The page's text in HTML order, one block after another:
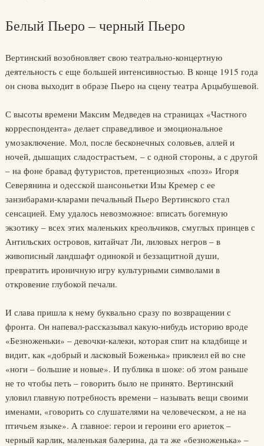
Белый Пьеро – черный Пьеро
Вертинский возобновляет свою театрально-концертную
деятельность с еще большей интенсивностью. В конце 1915 года
он снова выходит в образе Пьеро на сцену театра Арцыбушевой.
С высоты времени Максим Медведев на страницах «Частного
корреспондента» делает справедливое и эмоциональное
умозаключение. Мол, после бесконечных соловьев, аллей и
ночей, дышащих сладострастьем, – с одной стороны, а с другой
– на фоне бравад футуристов, претенциозных «поэз» Игоря
Северянина и одесской шансоньетки Изы Кремер с ее
занзибарами-кларами печальный Пьеро Вертинского стал
сенсацией. Ему удалось невозможное: вписать богемную
экзотику – всех этих маленьких креольчиков, смуглых принцев с
Антильских островов, китайчат Ли, лиловых негров – в
живописный ландшафт одинокой и беззащитной души,
превратить ироничную игру культурными символами в
откровение глубокой печали.
И слава пришла к нему буквально сразу по возвращении с
фронта. Он напевал-рассказывал какую-нибудь историю вроде
«Безноженьки» – девочки-калеки, которая спит на кладбище и
видит, как «добрый и ласковый Боженька» приклеил ей во сне
«ноги – большие и новые». И публика в шоке: об этом раньше
не то чтобы петь – говорить было не принято. Вертинский
уловил главную потребность времени – называть вещи своими
именами, «говорить со слушателями на человеческом, а не на
птичьем языке». А главное: герои и героини его ариеток –
черный карлик, маленькая балерина, да та же «безноженька» –